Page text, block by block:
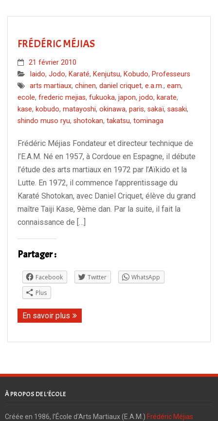
FRÉDÉRIC MÉJIAS
21 février 2010
Iaido, Jodo, Karaté, Kenjutsu, Kobudo, Professeurs
arts martiaux, chinen, daniel criquet, e.a.m., eam,
ecole, frederic mejias, fukuoka, japon, jodo, karate,
kase, kobudo, matayoshi, okinawa, paris, sakaï, sasaki,
shindo muso ryu, shotokan, takatsu, tominaga
Frédéric Méjias Fondateur et directeur technique de
l’E.A.M. Né en 1957, à Cordoue en Espagne, il débute
l’étude des arts martiaux en 1972 par l’Aïkido et la
Lutte. En 1972, il commence l’apprentissage du
Karaté Shotokan, avec Daniel Criquet, élève du grand
maître Taiji Kase, 9ème dan. Par la suite, il fait la
connaissance de […]
Partager :
Facebook Twitter
WhatsApp
Plus
En savoir plus
À PROPOS DE L’ÉCOLE
Créée en 1986, l’École d’Arts Martiaux (E.A.M.) Frédéric Méjias